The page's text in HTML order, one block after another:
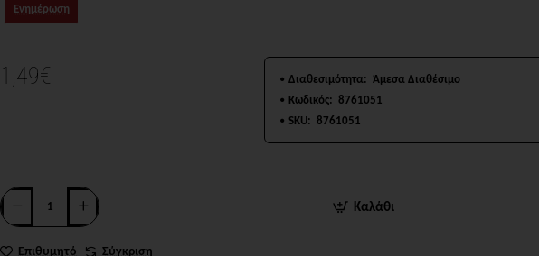
Ενημέρωση
1,49€ Διαθεσιμότητα: Άμεσα Διαθέσιμο
Κωδικός: 8761051
SKU: 8761051
Καλάθι
Επιθυμητό Σύγκριση